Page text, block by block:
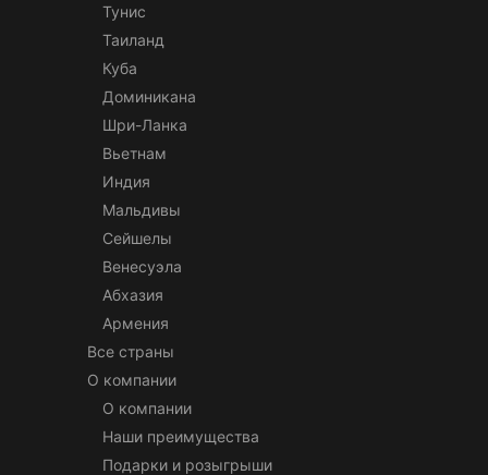
Тунис
Таиланд
Куба
Доминикана
Шри-Ланка
Вьетнам
Индия
Мальдивы
Сейшелы
Венесуэла
Абхазия
Армения
Все страны
О компании
О компании
Наши преимущества
Подарки и розыгрыши